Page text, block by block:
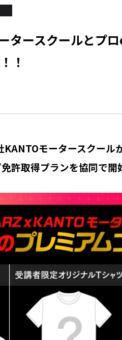
タースクールとプ
！
KANTOモータースクール
許取得プランを協同で開